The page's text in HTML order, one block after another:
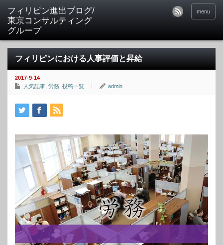
フィリピン進出ブログ/
東京コンサルティング
グループ
menu
フィリピンにおける人事評価と昇給
2017-9-14
人気記事 労務 投稿一覧 admin